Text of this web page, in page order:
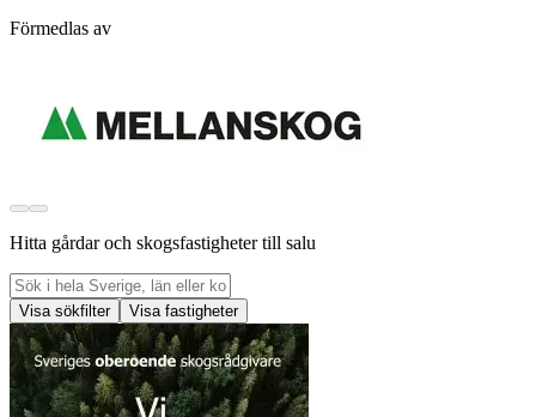
Förmedlas av
Hitta gårdar och skogsfastigheter till salu
Visa sökfilter Visa fastigheter